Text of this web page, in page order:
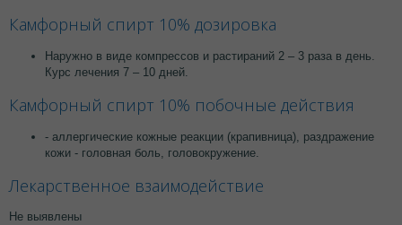
Камфорный спирт 10% дозировка
Наружно в виде компрессов и растираний 2 – 3 раза в день.
Курс лечения 7 – 10 дней.
Камфорный спирт 10% побочные действия
- аллергические кожные реакции (крапивница), раздражение
кожи - головная боль, головокружение.
Лекарственное взаимодействие
Не выявлены